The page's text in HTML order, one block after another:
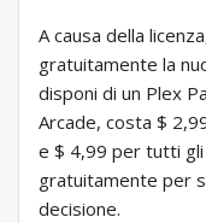
A causa della
gratuitamente la
disponi di un Plex
Arcade, costa $
e $ 4,99 per tutti
gratuitamente per
decisione.